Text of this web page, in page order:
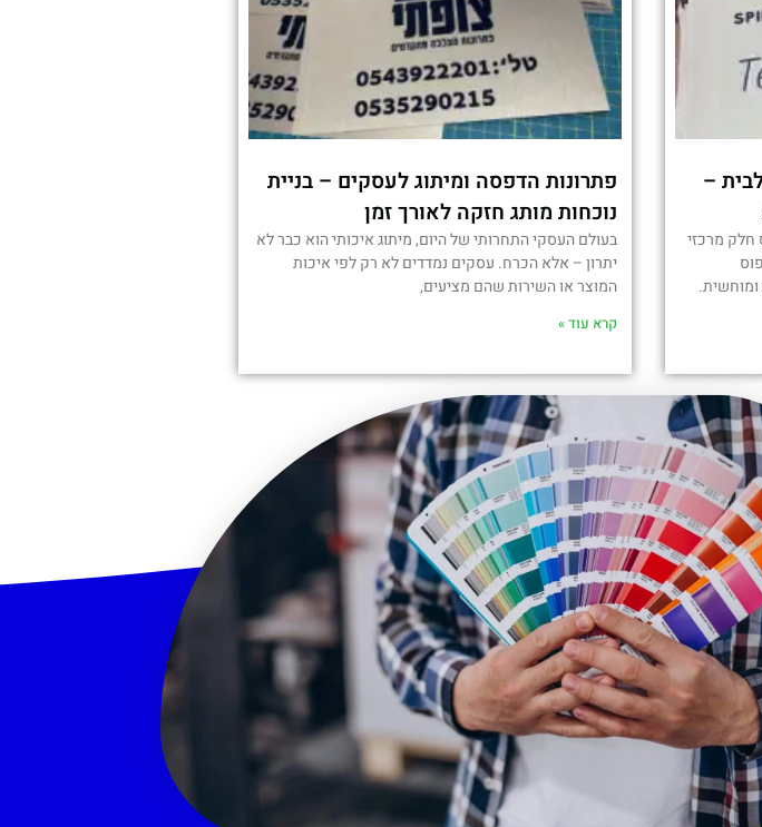
–
חלק מרכזי
פתרונות הדפסה ומיתוג לעסקים – בניית
נוכחות מותג חזקה לאורך זמן
בעולם העסקי התחרותי של היום, מיתוג איכותי הוא כבר לא
יתרון – אלא הכרח. עסקים נמדדים לא רק לפי איכות
המוצר או השירות שהם מציעים,
קרא עוד »